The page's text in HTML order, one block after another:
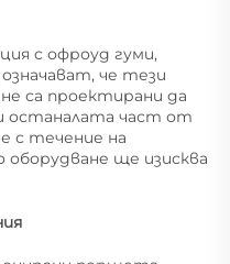
с офроуд гуми,
че тези
са проектирани да
останалата част от
с течение на
ще изисква